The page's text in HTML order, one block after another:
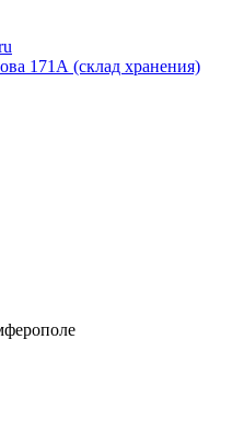
171А (склад хранения)